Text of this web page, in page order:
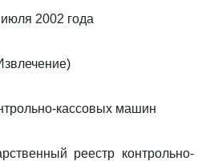
2002 года
кассовых машин
реестр контрольно-